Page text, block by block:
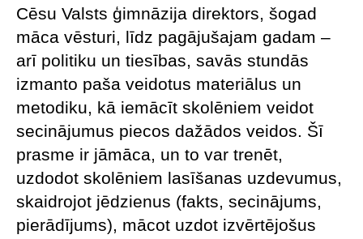
Cēsu Valsts ģimnāzija direktors, šogad
māca vēsturi, līdz pagājušajam gadam –
arī politiku un tiesības, savās stundās
izmanto paša veidotus materiālus un
metodiku, kā iemācīt skolēniem veidot
secinājumus piecos dažādos veidos. Šī
prasme ir jāmāca, un to var trenēt,
uzdodot skolēniem lasīšanas uzdevumus,
skaidrojot jēdzienus (fakts, secinājums,
pierādījums), mācot uzdot izvērtējošus